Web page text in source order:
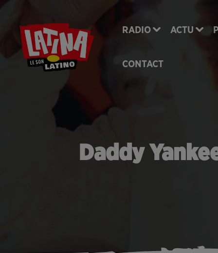
RADIO ACTU
CONTACT
Daddy